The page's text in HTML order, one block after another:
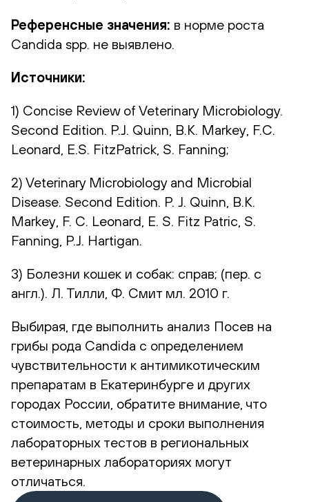
Референсные значения: в норме роста
Candida spp. не выявлено.
Источники:
1) Concise Review of Veterinary Microbiology.
Second Edition. P.J. Quinn, B.K. Markey, F.C.
Leonard, E.S. FitzPatrick, S. Fanning;
2) Veterinary Microbiology and Microbial
Disease. Second Edition. P. J. Quinn, B.K.
Markey, F. C. Leonard, E. S. Fitz Patric, S.
Fanning, P.J. Hartigan.
3) Болезни кошек и собак: справ; (пер. с
англ.). Л. Тилли, Ф. Смит мл. 2010 г.
Выбирая, где выполнить анализ Посев на
грибы рода Candida с определением
чувствительности к антимикотическим
препаратам в Екатеринбурге и других
городах России, обратите внимание, что
стоимость, методы и сроки выполнения
лабораторных тестов в региональных
ветеринарных лабораториях могут
отличаться.